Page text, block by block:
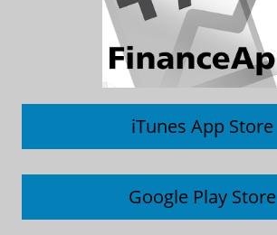
iTunes App Store
Google Play Store